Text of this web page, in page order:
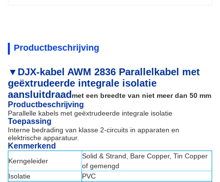
Productbeschrijving
▼DJX-kabel AWM 2836 Parallelkabel met
geëxtrudeerde integrale isolatie
aansluitdraad met een breedte van niet meer dan 50 mm
Productbeschrijving
Parallelle kabels met geëxtrudeerde integrale isolatie
Toepassing
Interne bedrading van klasse 2-circuits in apparaten en
elektrische apparatuur.
Kenmerkend
Kerngeleider
Solid & Strand, Bare Copper, Tin Copper
of gemengd
Isolatie
PVC